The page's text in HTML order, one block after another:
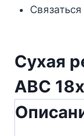
Связаться
Сухая
АВС